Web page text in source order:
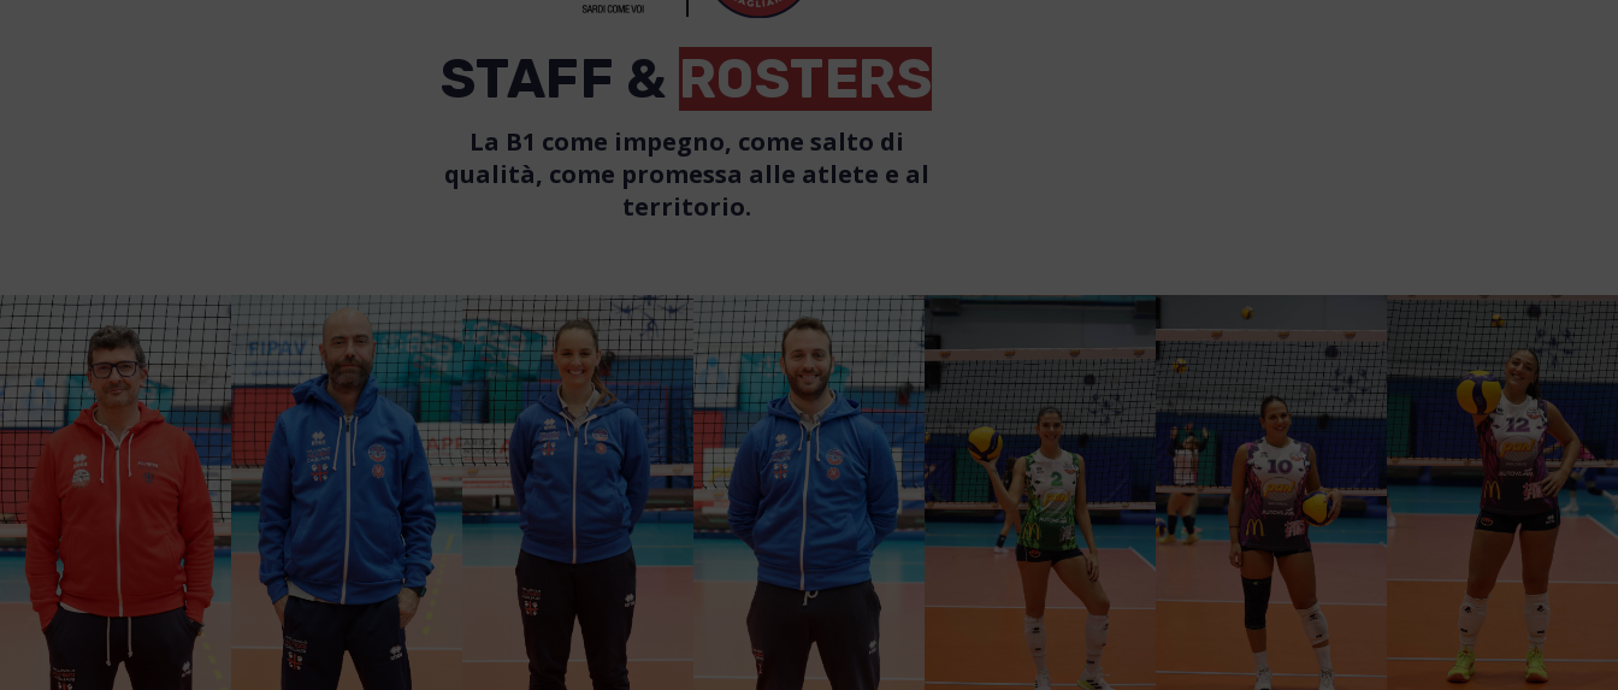
STAFF & ROSTERS
La B1 come impegno, come salto di
qualità, come promessa alle atlete e al
territorio.
ANDRE LOI
PRIMO ALLENATORE
LEONARDO PORCU
SECONDO ALLENATORE
ELENA GARGIULO
TEAM MANAGER
FRANCESCO
GARGIULO
FISIOTERAPISTA
SARA ORRO
LIBERO
GAIA GULINO
PALLEGGIATRICE
MATILDE BOSO
SCHIACCIATRICE